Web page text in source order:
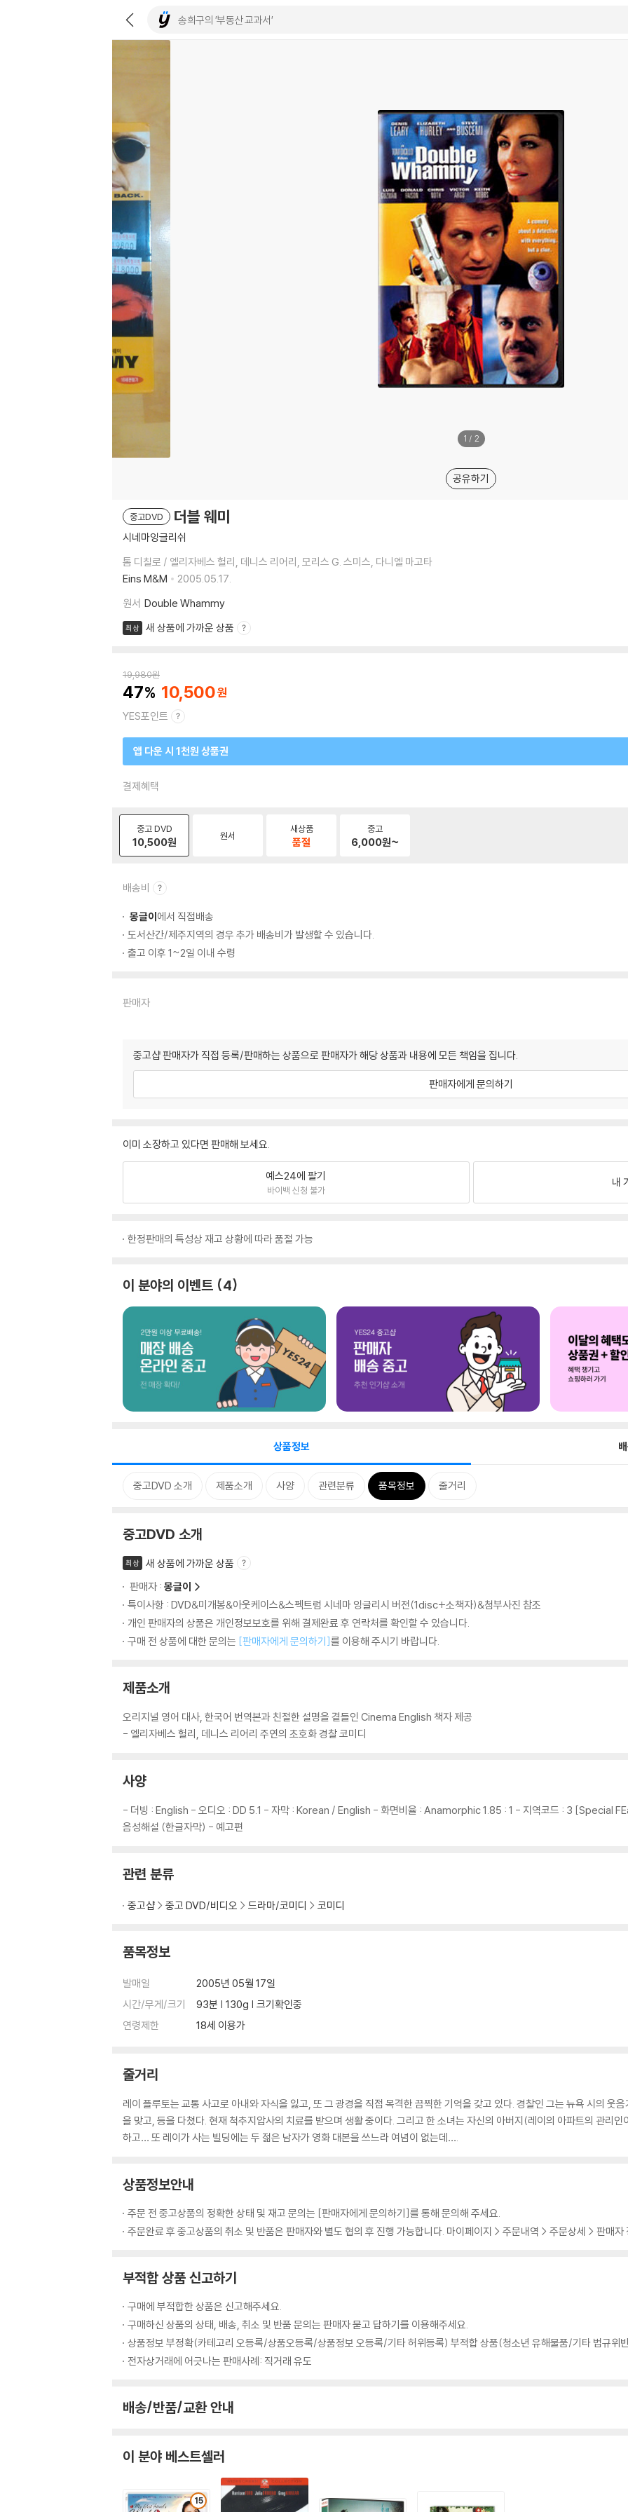
1 / 2
공유하기
중고DVD 더블 웨미
시네마잉글리쉬
톰 디칠로 / 엘리자베스 헐리, 데니스 리어리, 모리스 G. 스미스, 다니엘 마고타
Eins M&M
2005.05.17.
원서 Double Whammy
최상 새 상품에 가까운 상품
19,980원
47 10,500
YES포인트
앱 다운 시 1천원 상품권
결제혜택
중고 DVD
10,500원 원서
새상품
품절
중고
6,000원~
배송비
몽글이에서 직접배송
도서산간/제주지역의 경우 추가 배송비가 발생할 수 있습니다.
출고 이후 1~2일 이내 수령
판매자
중고샵 판매자가 직접 등록/판매하는 상품으로 판매자가 해당 상품과 내용에 모든 책임을 집니다.
판매자에게 문의하기
이미 소장하고 있다면 판매해 보세요.
예스24에 팔기
바이백 신청 불가
내
한정판매의 특성상 재고 상황에 따라 품절 가능
이 분야의 이벤트 4
상품정보
중고DVD 소개 제품소개 사양 관련분류 품목정보 줄거리
중고DVD 소개
최상
새 상품에 가까운 상품
판매자 : 몽글이
특이사항 : DVD&미개봉&아웃케이스&스펙트럼 시네마 잉글리시 버전(1disc+소책자)&첨부사진 참조
개인 판매자의 상품은 개인정보보호를 위해 결제완료 후 연락처를 확인할 수 있습니다.
구매 전 상품에 대한 문의는 [판매자에게 문의하기]를 이용해 주시기 바랍니다.
제품소개
오리지널 영어 대사, 한국어 번역본과 친절한 설명을 곁들인 Cinema English 책자 제공
- 엘리자베스 헐리, 데니스 리어리 주연의 초호화 경찰 코미디
사양
- 더빙 : English - 오디오 : DD 5.1 - 자막 : Korean / English - 화면비율 : Anamorphic 1.85 : 1 - 지역코드 : 3 [Special
음성해설 (한글자막) - 예고편
관련 분류
중고샵 중고 DVD/비디오 드라마/코미디 코미디
품목정보
발매일
2005년 05월 17일
시간/무게/크기
93분 | 130g | 크기확인중
연령제한
18세 이용가
줄거리
레이 플루토는 교통 사고로 아내와 자식을 잃고, 또 그 광경을 직접 목격한 끔찍한 기억을 갖고 있다. 경찰인 그는 뉴욕 시의 웃
을 맞고, 등을 다쳤다. 현재 척추지압사의 치료를 받으며 생활 중이다. 그리고 한 소녀는 자신의 아버지(레이의 아파트의 관리
하고… 또 레이가 사는 빌딩에는 두 젊은 남자가 영화 대본을 쓰느라 여념이 없는데….
상품정보안내
주문 전 중고상품의 정확한 상태 및 재고 문의는 [판매자에게 문의하기]를 통해 문의해 주세요.
주문완료 후 중고상품의 취소 및 반품은 판매자와 별도 협의 후 진행 가능합니다. 마이페이지 > 주문내역 > 주문상세 > 판매
부적합 상품 신고하기
구매에 부적합한 상품은 신고해주세요.
구매하신 상품의 상태, 배송, 취소 및 반품 문의는 판매자 묻고 답하기를 이용해주세요.
상품정보 부정확(카테고리 오등록/상품오등록/상품정보 오등록/기타 허위등록) 부적합 상품(청소년 유해물품/기타 법규위
전자상거래에 어긋나는 판매사례: 직거래 유도
배송/반품/교환 안내
이 분야 베스트셀러
15